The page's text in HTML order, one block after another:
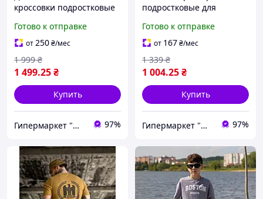
кроссовки подростковые
(N4401-1)
Готово к отправке
от250₴/мес
1 499.25₴
1 999 ₴
Купить
Гипермаркет "Материк" 97%
подростковые для
Готово к отправке
от 167₴/мес
1 004.25₴
1 339 ₴
Купить
Гипермаркет "Материк" 97%